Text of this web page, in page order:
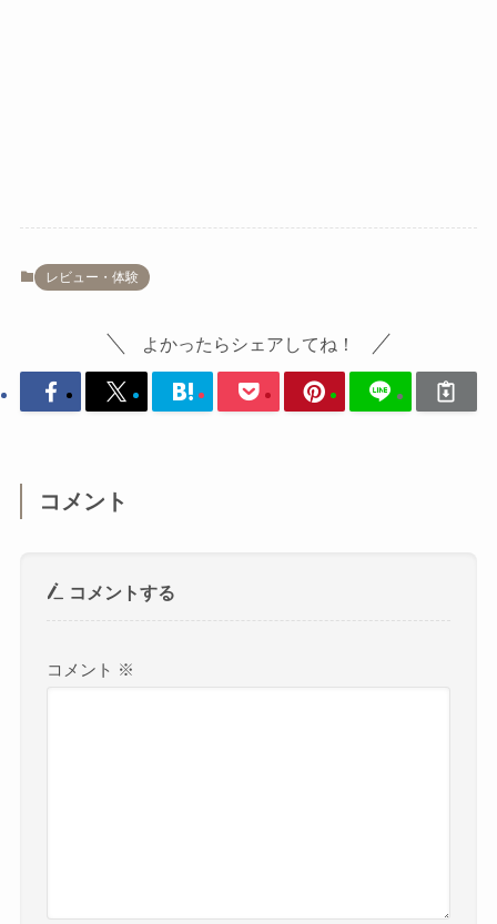
レビュー・体験
よかったらシェアしてね！
コメント
コメントする
コメント ※